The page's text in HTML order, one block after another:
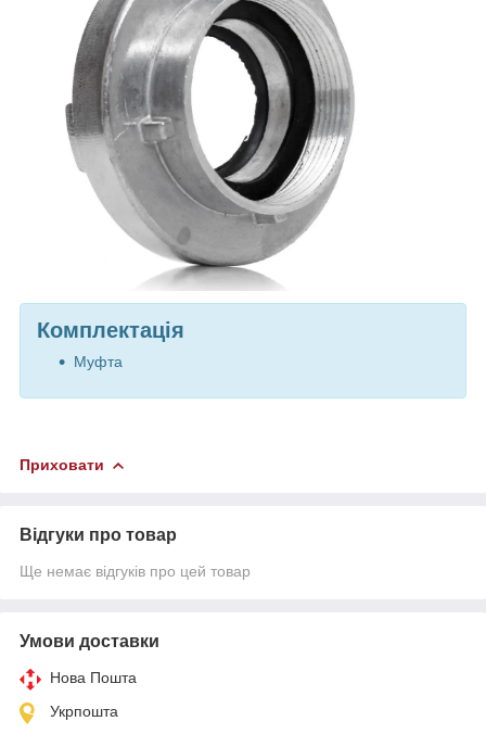
Комплектація
Муфта
Приховати
Відгуки про товар
Ще немає відгуків про цей товар
Умови доставки
Нова Пошта
Укрпошта